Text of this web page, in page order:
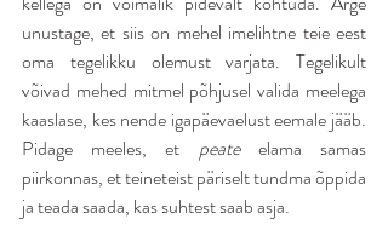
unustage, et siis on mehel imelihtne teie eest
oma tegelikku olemust varjata. Tegelikult
võivad mehed mitmel põhjusel valida meelega
kaaslase, kes nende igapäevaelust eemale jääb.
Pidage meeles, et peate elama samas
piirkonnas, et teineteist päriselt tundma õppida
ja teada saada, kas suhtest saab asja.